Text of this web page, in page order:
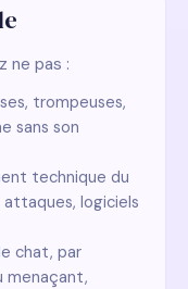
ne pas :
trompeuses,
sans son
technique du
logiciels
chat, par
menaçant,